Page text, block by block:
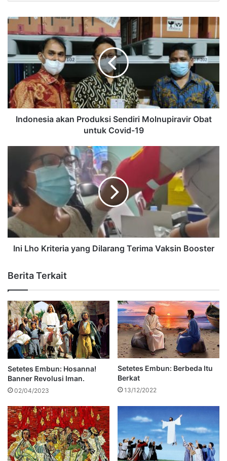
Indonesia akan Produksi Sendiri Molnupiravir Obat
untuk Covid-19
Ini Lho Kriteria yang Dilarang Terima Vaksin Booster
Berita Terkait
Setetes Embun: Hosanna!
Banner Revolusi Iman.
02/04/2023
Setetes Embun: Berbeda Itu
Berkat
13/12/2022